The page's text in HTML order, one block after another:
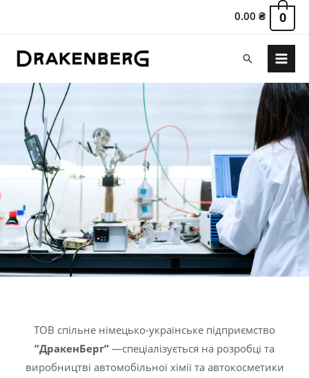
0.00₴ 0
ТОВ спільне німецько-українське підприємство
”ДракенБерг” —спеціалізується на розробці та
виробництві автомобільної хімії та автокосметики